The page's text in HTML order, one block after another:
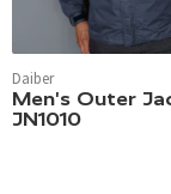
Daiber
Men's Outer
JN1010